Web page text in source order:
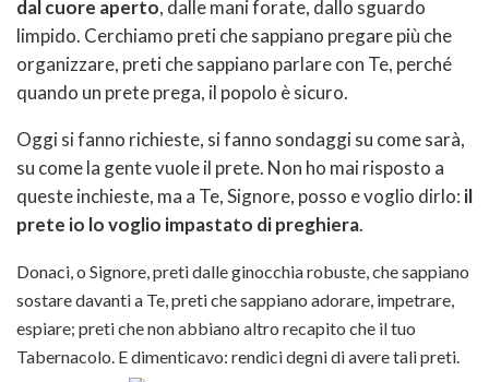
dal cuore aperto, dalle mani forate, dallo sguardo
limpido. Cerchiamo preti che sappiano pregare più che
organizzare, preti che sappiano parlare con Te, perché
quando un prete prega, il popolo è sicuro.
Oggi si fanno richieste, si fanno sondaggi su come sarà,
su come la gente vuole il prete. Non ho mai risposto a
queste inchieste, ma a Te, Signore, posso e voglio dirlo: il
prete io lo voglio impastato di preghiera.
Donaci, o Signore, preti dalle ginocchia robuste, che sappiano
sostare davanti a Te, preti che sappiano adorare, impetrare,
espiare; preti che non abbiano altro recapito che il tuo
Tabernacolo. E dimenticavo: rendici degni di avere tali preti.